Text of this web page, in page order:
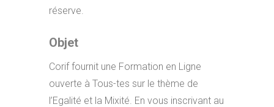
réserve.
Objet
Corif fournit une Formation en Ligne
ouverte à Tous-tes sur le thème de
l’Egalité et la Mixité. En vous inscrivant au